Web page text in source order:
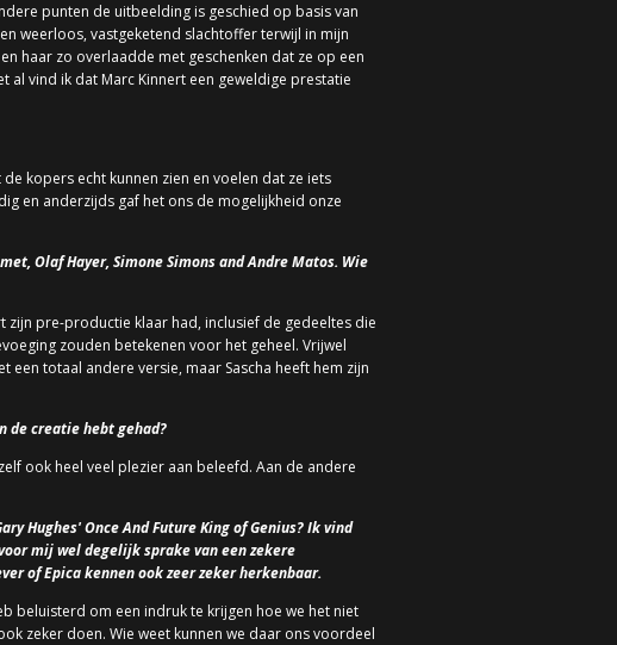
punten de uitbeelding is geschied op basis van
weerloos, vastgeketend slachtoffer terwijl in mijn
haar zo overlaadde met geschenken dat ze op een
al vind ik dat Marc Kinnert een geweldige prestatie
kopers echt kunnen zien en voelen dat ze iets
en anderzijds gaf het ons de mogelijkheid onze
Olaf Hayer, Simone Simons and Andre Matos. Wie
zijn pre-productie klaar had, inclusief de gedeeltes die
zouden betekenen voor het geheel. Vrijwel
een totaal andere versie, maar Sascha heeft hem zijn
de creatie hebt gehad?
ook heel veel plezier aan beleefd. Aan de andere
Hughes' Once And Future King of Genius? Ik vind
mij wel degelijk sprake van een zekere
of Epica kennen ook zeer zeker herkenbaar.
beluisterd om een indruk te krijgen hoe we het niet
zeker doen. Wie weet kunnen we daar ons voordeel